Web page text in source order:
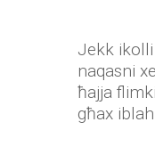
Jekk
naqasni
ħajja
għax